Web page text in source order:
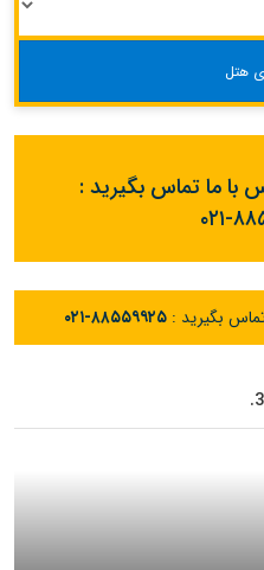
هتل
با ما تماس بگیرید :
بگیرید :۰۲۱-۸۸۵۵۹۹۲۵